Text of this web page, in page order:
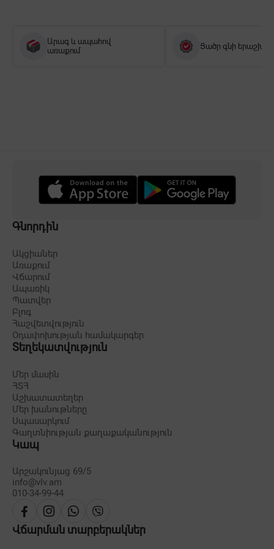
Արագ և ապահով
առաքում
Ցածր գնի երաշխիք
Գնորդին
Ակցիաներ
Առաքում
Վճարում
Ապառիկ
Պատվեր
Բլոգ
Հաշվետվություն
Օդափոխության համակարգեր
Տեղեկատվություն
Մեր մասին
ՀՏՀ
Աշխատատեղեր
Մեր խանութները
Սպասարկում
Գաղտնիության քաղաքականություն
Կապ
Արշակունյաց 69/5
info@vlv.am
010-34-99-44
Վճարման տարբերակներ